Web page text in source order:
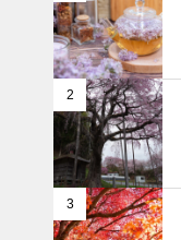
2
3